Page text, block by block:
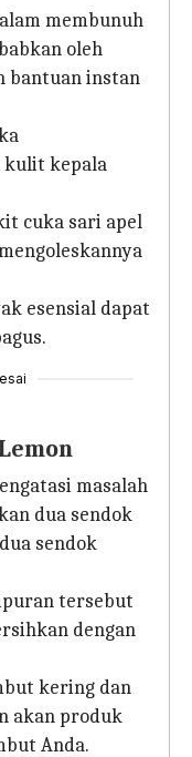
membunuh
oleh
bantuan instan
kepala
cuka sari apel
esensial dapat
masalah
dua sendok
sendok
tersebut
dengan
kering dan
akan produk
Anda.